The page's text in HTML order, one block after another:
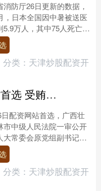
防厅26日更新的数据，
，日本全国因中暑被送医
5.9万人，其中75人死亡。
中暑人数是日本自2015
分类： 天津炒股配资开
配资网站首选 受贿3.16亿余元，海南省人大常委会原副主任刘星泰一审被判死缓
配资网站首选，广西壮
市中级人民法院一审公开
大常委会原党组副书记、
贿案，对被告人刘星泰
刑，....
分类： 天津炒股配资开